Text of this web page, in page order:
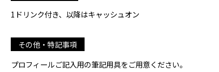
1ドリンク付き、以降はキャッシュオン
その他・特記事項
プロフィールご記入用の筆記用具をご用意ください。